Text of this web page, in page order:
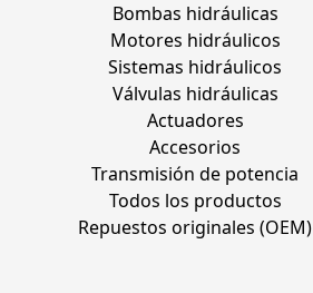
Bombas hidráulicas
Motores hidráulicos
Sistemas hidráulicos
Válvulas hidráulicas
Actuadores
Accesorios
Transmisión de potencia
Todos los productos
Repuestos originales (OEM)